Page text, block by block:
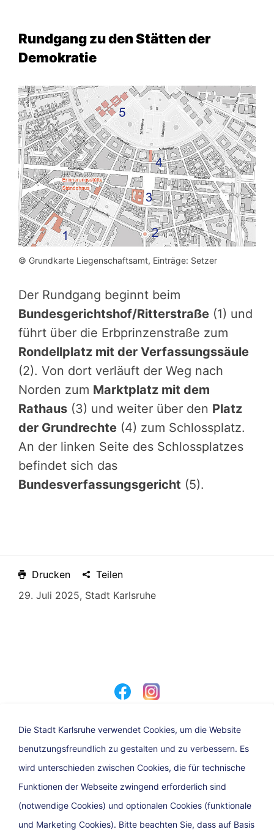
Rundgang zu den Stätten der
Demokratie
© Grundkarte Liegenschaftsamt, Einträge: Setzer
Der Rundgang beginnt beim
Bundesgerichtshof/Ritterstraße (1) und
führt über die Erbprinzenstraße zum
Rondellplatz mit der Verfassungssäule
(2). Von dort verläuft der Weg nach
Norden zum Marktplatz mit dem
Rathaus (3) und weiter über den Platz
der Grundrechte (4) zum Schlossplatz.
An der linken Seite des Schlossplatzes
befindet sich das
Bundesverfassungsgericht (5).
Drucken
Teilen
29. Juli 2025, Stadt Karlsruhe
Eine Dienststelle der Stadt Karlsruhe
Die Stadt Karlsruhe verwendet Cookies, um die Website
benutzungsfreundlich zu gestalten und zu verbessern. Es
wird unterschieden zwischen Cookies, die für technische
Funktionen der Webseite zwingend erforderlich sind
(notwendige Cookies) und optionalen Cookies (funktionale
und Marketing Cookies). Bitte beachten Sie, dass auf Basis